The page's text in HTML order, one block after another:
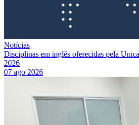
Notícias
Disciplinas em inglês oferecidas pela
2026
07 ago 2026